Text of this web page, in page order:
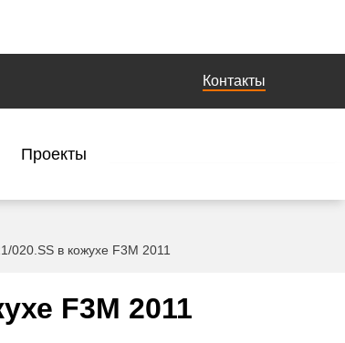
Контакты
Проекты
020.SS в кожухе F3M 2011
F3M 2011